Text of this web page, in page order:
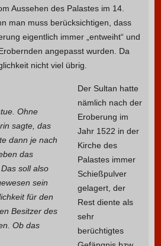
Aussehen des Palastes im 14.
man muss berücksichtigen, dass
eigentlich immer „entweiht“ und
angepasst wurden. Da
nicht viel übrig.
Ohne
sagte, das
dann je nach
das
soll also
sein
für den
Besitzer des
Ob das
Der Sultan hatte
nämlich nach der
Eroberung im
Jahr 1522 in der
Kirche des
Palastes immer
Schießpulver
gelagert, der
Rest diente als
sehr
berüchtigtes